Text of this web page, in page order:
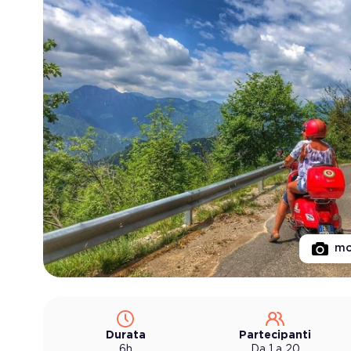
Durata
Partecipanti